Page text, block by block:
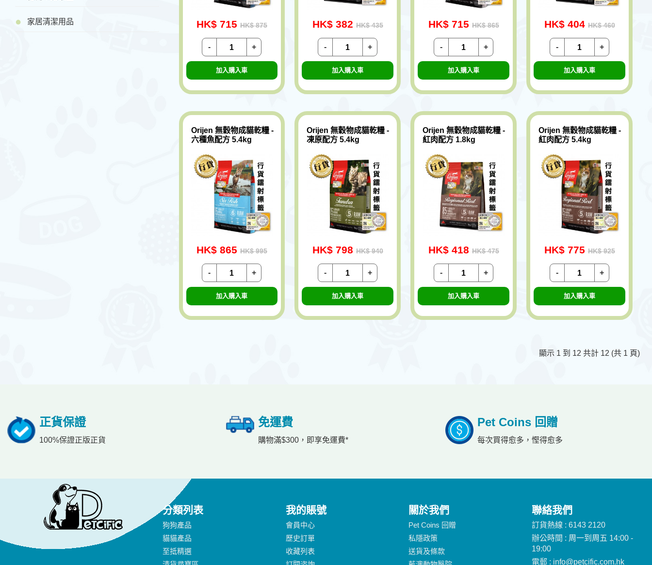
家居清潔用品 HK$ 715 HK$ 875
+
-
加入購入車
HK$ 382 HK$ 435
+
-
加入購入車
HK$ 715 HK$ 865
+
-
加入購入車
HK$ 404 HK$ 460
+
-
加入購入車
Orijen 無穀物成貓乾糧 -
六種魚配方 5.4kg
HK$ 865 HK$ 995
+
-
加入購入車
Orijen 無穀物成貓乾糧 -
凍原配方 5.4kg
HK$ 798 HK$ 940
+
-
加入購入車
Orijen 無穀物成貓乾糧 -
紅肉配方 1.8kg
HK$ 418 HK$ 475
+
-
加入購入車
Orijen 無穀物成貓乾糧 -
紅肉配方 5.4kg
HK$ 775 HK$ 925
+
-
加入購入車
顯示 1 到 12 共計 12 (共 1 頁)
正貨保證
100%保證正版正貨
免運費
購物滿$300，即享免運費*
Pet Coins 回贈
每次買得愈多，慳得愈多
分類列表
狗狗產品
貓貓產品
至抵精選
我的賬號
會員中心
歷史訂單
收藏列表
關於我們
Pet Coins 回贈
私隱政策
送貨及條款
聯絡我們
訂貨熱線 : 6143 2120
辦公時間 : 周一到周五 14:00 -
19:00
電郵 : info@petcific.com.hk